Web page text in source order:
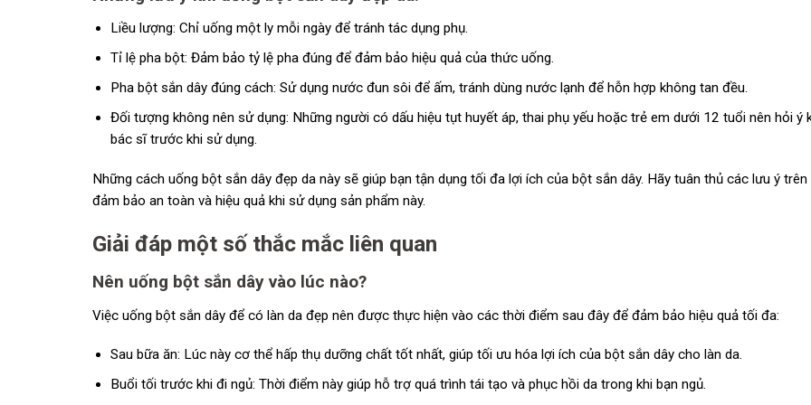
Liều lượng: Chỉ uống một ly mỗi ngày để tránh tác dụng phụ.
Tỉ lệ pha bột: Đảm bảo tỷ lệ pha đúng để đảm bảo hiệu quả của thức uống.
Pha bột sắn dây đúng cách: Sử dụng nước đun sôi để ấm, tránh dùng nước lạnh để hỗn hợp không tan đều.
Đối tượng không nên sử dụng: Những người có dấu hiệu tụt huyết áp, thai phụ yếu hoặc trẻ em dưới 12 tuổi nên hỏi ý
bác sĩ trước khi sử dụng.
Những cách uống bột sắn dây đẹp da này sẽ giúp bạn tận dụng tối đa lợi ích của bột sắn dây. Hãy tuân thủ các lưu ý trên
đảm bảo an toàn và hiệu quả khi sử dụng sản phẩm này.
Giải đáp một số thắc mắc liên quan
Nên uống bột sắn dây vào lúc nào?
Việc uống bột sắn dây để có làn da đẹp nên được thực hiện vào các thời điểm sau đây để đảm bảo hiệu quả tối đa:
Sau bữa ăn: Lúc này cơ thể hấp thụ dưỡng chất tốt nhất, giúp tối ưu hóa lợi ích của bột sắn dây cho làn da.
Buổi tối trước khi đi ngủ: Thời điểm này giúp hỗ trợ quá trình tái tạo và phục hồi da trong khi bạn ngủ.